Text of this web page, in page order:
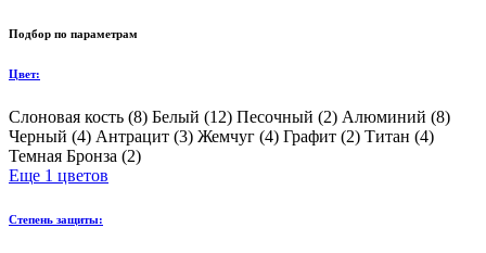
Подбор по параметрам
Цвет:
Слоновая кость (8) Белый (12) Песочный (2) Алюминий (8)
Черный (4) Антрацит (3) Жемчуг (4) Графит (2) Титан (4)
Темная Бронза (2)
Еще 1 цветов
Степень защиты: